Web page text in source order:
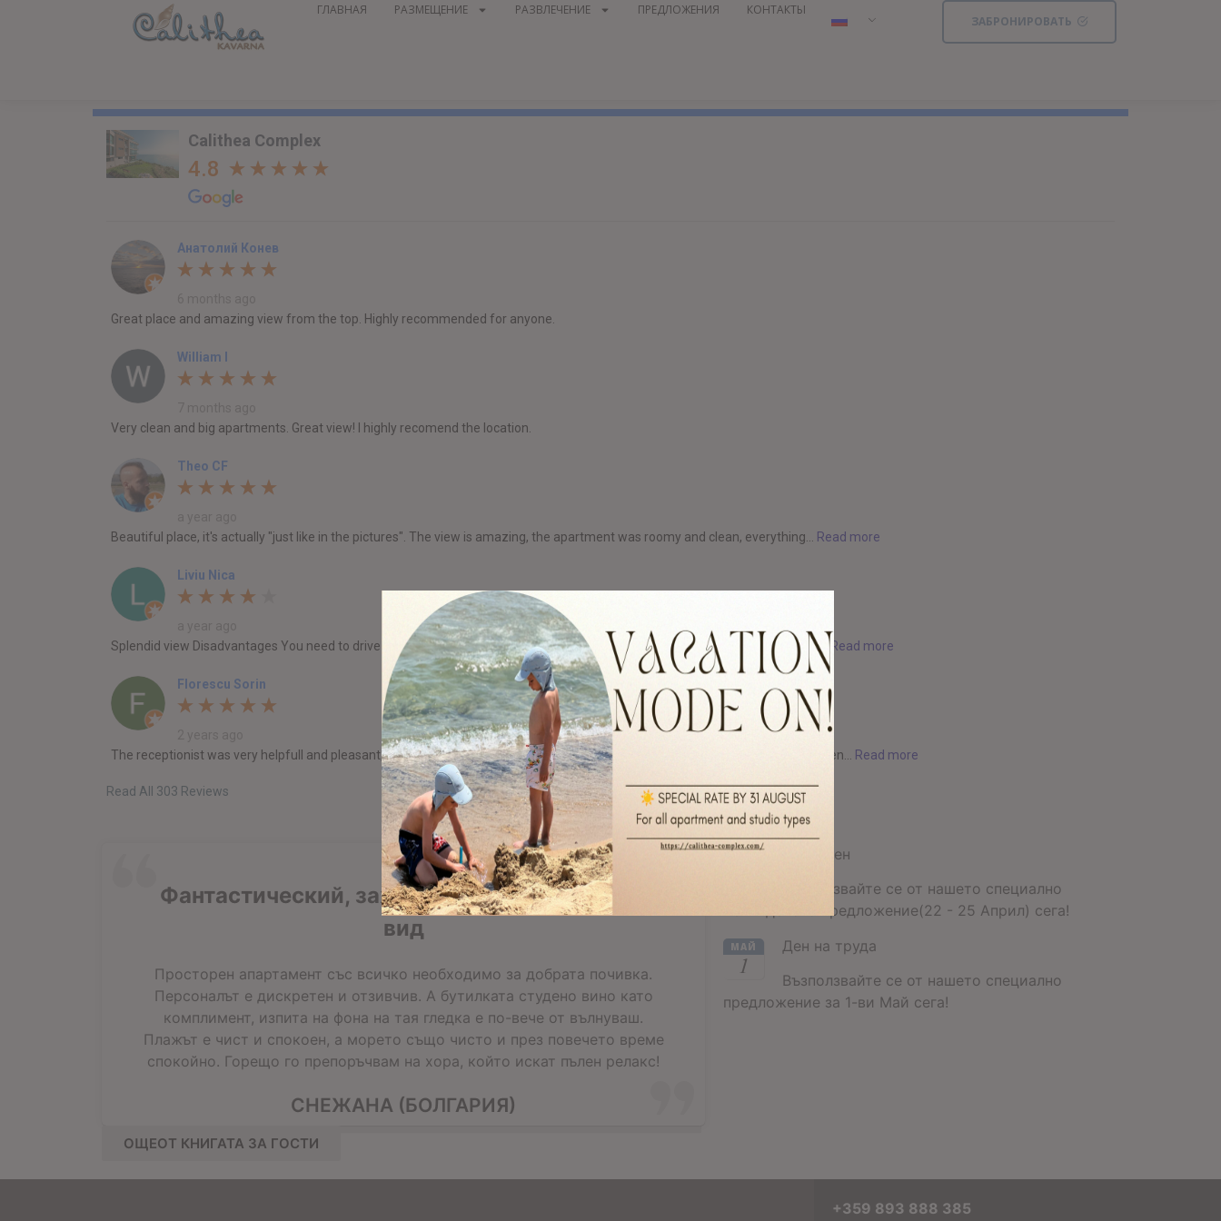
ГЛАВНАЯ РАЗМЕЩЕНИЕ РАЗВЛЕЧЕНИЕ ПРЕДЛОЖЕНИЯ КОНТАКТЫ
ЗАБРОНИРОВАТЬ
Calithea Complex
4.8
Анатолий Конев
Great place and amazing view from the top. Highly recommended for anyone.
William I
Very clean and big apartments. Great view! I highly recomend the location.
Theo CF
Beautiful place, it's actually "just like in the pictures". The view is amazing, the apartment was roomy and clean, everything...
Read more
Liviu Nica
Splendid view Disadvantages You need to drive everywhere and the roads are very very bad, No restaurants near, The beach... Read more
Florescu Sorin
The receptionist was very helpfull and pleasant, the apartment was great, the view was fantastic, everything was clean, we even...
Read more
Read All 303 Reviews
Фантастический, захватывающий дыхание,
вид
Просторен апартамент със всичко необходимо за добрата почивка.
Персоналът е дискретен и отзивчив. А бутилката студено вино като
комплимент, изпита на фона на тая гледка е по-вече от вълнуваш.
Плажът е чист и спокоен, а морето също чисто и през повечето време
спокойно. Горещо го препоръчвам на хора, който искат пълен релакс!
СНЕЖАНА (БОЛГАРИЯ)
ОЩЕОТ КНИГАТА ЗА ГОСТИ
Великден
Възползвайте се от нашето специално
Великденско предложение(22 - 25 Април) сега!
МАЙ
1
Ден на труда
Възползвайте се от нашето специално
предложение за 1-ви Май сега!
+359 893 888 385